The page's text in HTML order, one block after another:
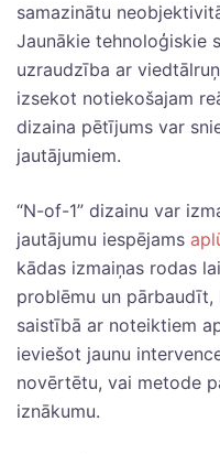
samazinātu
Jaunākie tehnoloģiskie
uzraudzība ar
izsekot notiekošajam
dizaina pētījums var
jautājumiem.
“N-of-1” dizainu var
jautājumu iespējams
kādas izmaiņas rodas
problēmu un pārbaudīt,
saistībā ar noteiktiem
ieviešot jaunu
novērtētu, vai metode
iznākumu.